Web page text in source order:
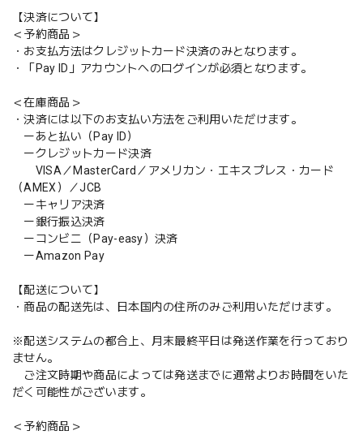
【決済について】
＜予約商品＞
・お支払方法はクレジットカード決済のみとなります。
・「Pay ID」アカウントへのログインが必須となります。
＜在庫商品＞
・決済には以下のお支払い方法をご利用いただけます。
ーあと払い（Pay ID）
ークレジットカード決済
VISA／MasterCard／アメリカン・エキスプレス・カード
（AMEX）／JCB
ーキャリア決済
ー銀行振込決済
ーコンビニ（Pay-easy）決済
ーAmazon Pay
【配送について】
・商品の配送先は、日本国内の住所のみご利用いただけます。
※配送システムの都合上、月末最終平日は発送作業を行っており
ません。
ご注文時期や商品によっては発送までに通常よりお時間をいた
だく可能性がございます。
＜予約商品＞